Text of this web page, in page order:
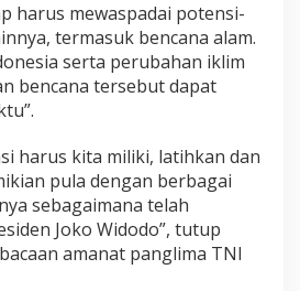
harus mewaspadai potensi-
termasuk bencana alam.
serta perubahan iklim
bencana tersebut dapat
harus kita miliki, latihkan dan
pula dengan berbagai
sebagaimana telah
Joko Widodo”, tutup
amanat panglima TNI